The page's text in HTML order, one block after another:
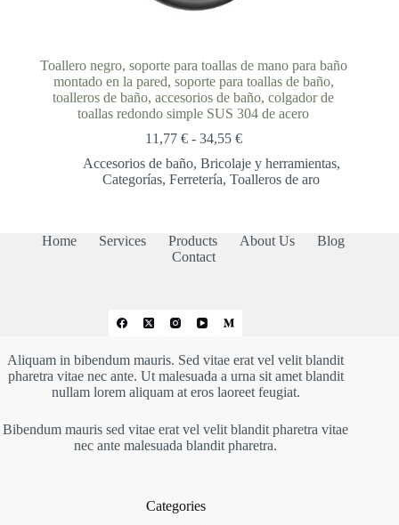
Toallero negro, soporte para toallas de mano para baño
montado en la pared, soporte para toallas de baño,
toalleros de baño, accesorios de baño, colgador de
toallas redondo simple SUS 304 de acero
11,77 € - 34,55 €Rango
precios:
desde
34,55 €
Accesorios de baño, Bricolaje y herramientas,
Categorías,Ferretería,Toalleros de aro
Home Services Products About Us
Blog
Contact
Aliquam in bibendum mauris. Sed vitae erat vel velit blandit
pharetra vitae nec ante. Ut malesuada a urna sit amet blandit
nullam lorem aliquam at eros laoreet feugiat.
Bibendum mauris sed vitae erat vel velit blandit pharetra vitae
nec ante malesuada blandit pharetra.
Categories